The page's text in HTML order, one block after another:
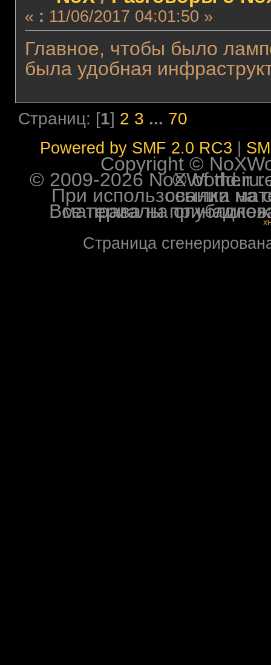
« : 11/06/2017 04:01:50 »
Главное, чтобы было
была удобная
Страниц: [1] 2 3 ... 70
Powered by SMF 2.0 RC3
Copyright ©
© 2009-2026 NoXWorld.ru. All
При использовании
Все права на опубликованные на форуме
Страница